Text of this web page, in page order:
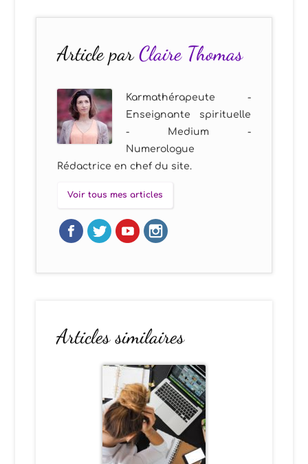
Article parClaire Thomas
Karmathérapeute -
Enseignante spirituelle
- Medium -
Numerologue
Rédactrice en chef du site.
Voir tous mes articles
Articles similaires